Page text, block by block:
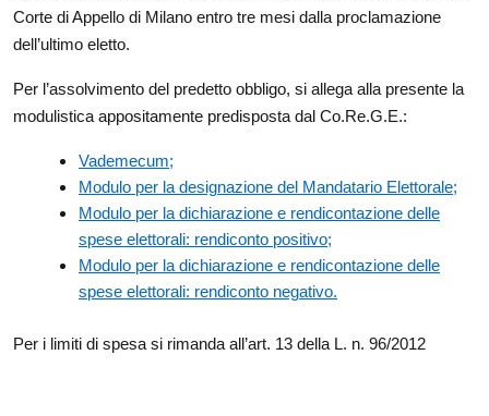
Corte di Appello di Milano entro tre mesi dalla proclamazione
dell’ultimo eletto.
Per l’assolvimento del predetto obbligo, si allega alla presente la
modulistica appositamente predisposta dal Co.Re.G.E.:
Vademecum;
Modulo per la designazione del Mandatario Elettorale;
Modulo per la dichiarazione e rendicontazione delle
spese elettorali: rendiconto positivo;
Modulo per la dichiarazione e rendicontazione delle
spese elettorali: rendiconto negativo.
Per i limiti di spesa si rimanda all’art. 13 della L. n. 96/2012